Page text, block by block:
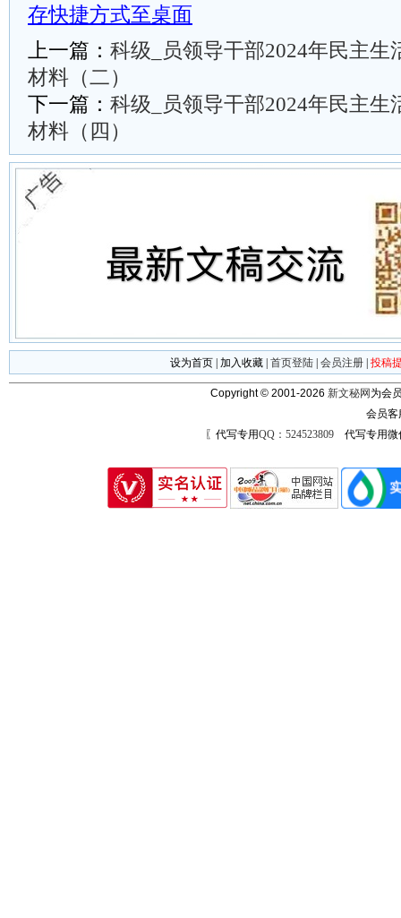
存快捷方式至桌面
上一篇： 科级_员领导干部2024年民主生
材料（二）
下一篇： 科级_员领导干部2024年民主生
材料（四）
设为首页 加入收藏 首页登陆 会员注册 投稿
Copyright © 2001-2026 新文秘网 为会
会员
〖代写专用QQ：524523809代写专用微